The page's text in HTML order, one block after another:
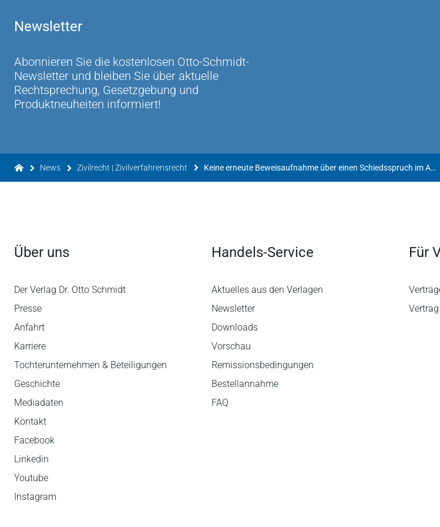
Newsletter
Abonnieren Sie die kostenlosen Otto-Schmidt-
Newsletter und bleiben Sie über aktuelle
Rechtsprechung, Gesetzgebung und
Produktneuheiten informiert!
News Zivilrecht | Zivilverfahrensrecht Keine erneute Beweisaufnahme über einen Schiedsspruch im Aufhebungsverfahren
Über uns
Der Verlag Dr. Otto Schmidt
Presse
Anfahrt
Karriere
Tochterunternehmen & Beteiligungen
Geschichte
Mediadaten
Kontakt
Facebook
Linkedin
Youtube
Instagram
Handels-Service
Aktuelles aus den Verlagen
Newsletter
Downloads
Vorschau
Remissionsbedingungen
Bestellannahme
FAQ
Für